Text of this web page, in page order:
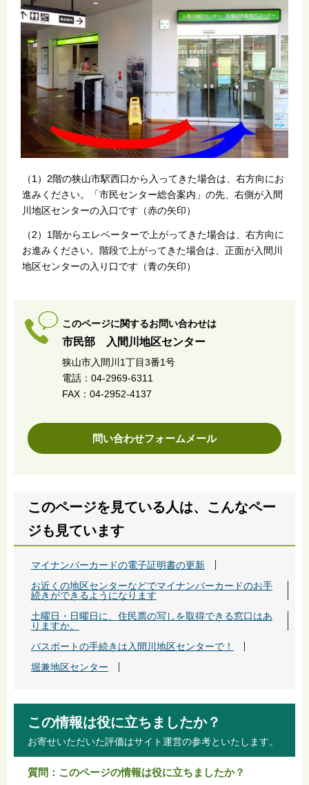
（1）2階の狭山市駅西口から入ってきた場合は、右方向にお
進みください。「市民センター総合案内」の先、右側が入間
川地区センターの入口です（赤の矢印）
（2）1階からエレベーターで上がってきた場合は、右方向に
お進みください。階段で上がってきた場合は、正面が入間川
地区センターの入り口です（青の矢印）
このページに関するお問い合わせは
市民部 入間川地区センター
狭山市入間川1丁目3番1号
電話：04-2969-6311
FAX：04-2952-4137
問い合わせフォームメール
このページを見ている人は、こんなペー
ジも見ています
マイナンバーカードの電子証明書の更新
お近くの地区センターなどでマイナンバーカードのお手
続きができるようになります
土曜日・日曜日に、住民票の写しを取得できる窓口はあ
りますか。
パスポートの手続きは入間川地区センターで！
堀兼地区センター
この情報は役に立ちましたか？
お寄せいただいた評価はサイト運営の参考といたします。
質問：このページの情報は役に立ちましたか？